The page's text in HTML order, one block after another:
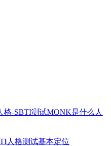
-SBTI测试MONK是什么人
人格测试基本定位